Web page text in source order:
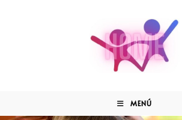
MENÚ